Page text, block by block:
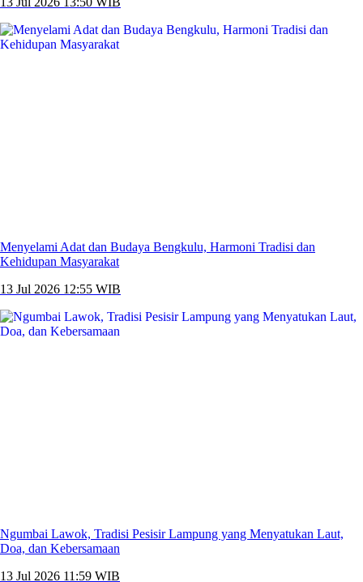
Menyelami Adat dan Budaya Bengkulu, Harmoni Tradisi dan
Kehidupan Masyarakat
13 Jul 2026 12:55 WIB
Ngumbai Lawok, Tradisi Pesisir Lampung yang Menyatukan Laut,
Doa, dan Kebersamaan
13 Jul 2026 11:59 WIB